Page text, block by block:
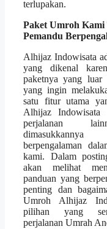
terlupakan.
Paket Umroh Kami
Pemandu
Alhijaz Indowisata
yang dikenal
paketnya yang luar
yang ingin
satu fitur utama
Alhijaz Indowisata
perjalanan
berpengalaman
kami. Dalam
akan melihat
panduan yang
penting dan
Umroh Alhijaz
pilihan yang
perjalanan Umrah